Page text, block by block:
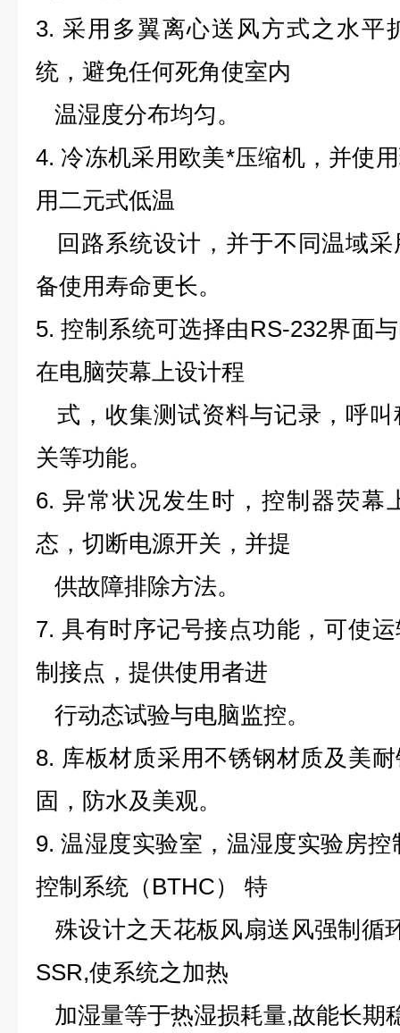
3. 采用多翼离心送风方式之水平
统，避免任何死角使室内
温湿度分布均匀。
4. 冷冻机采用欧美*压缩机，并使
用二元式低温
回路系统设计，并于不同温域
备使用寿命更长。
5. 控制系统可选择由RS-232界面
在电脑荧幕上设计程
式，收集测试资料与记录，呼
关等功能。
6. 异常状况发生时，控制器荧幕
态，切断电源开关，并提
供故障排除方法。
7. 具有时序记号接点功能，可使
制接点，提供使用者进
行动态试验与电脑监控。
8. 库板材质采用不锈钢材质及美
固，防水及美观。
9. 温湿度实验室，温湿度实验房
控制系统（BTHC） 特
殊设计之天花板风扇送风强制循
SSR,使系统之加热
加湿量等于热湿损耗量,故能长期